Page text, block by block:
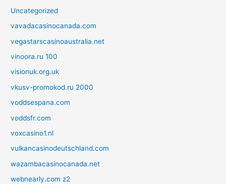
Uncategorized
vavadacasinocanada.com
vegastarscasinoaustralia.net
vinoora.ru 100
visionuk.org.uk
vkusv-promokod.ru 2000
voddsespana.com
voddsfr.com
voxcasino1.nl
vulkancasinodeutschland.com
wazambacasinocanada.net
webnearly.com z2